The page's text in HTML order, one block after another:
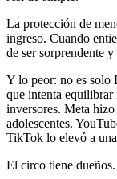
La protección de
ingreso. Cuando
de ser sorprendente
Y lo peor: no es solo
que intenta equilibrar
inversores. Meta
adolescentes.
TikTok lo elevó a
El circo tiene